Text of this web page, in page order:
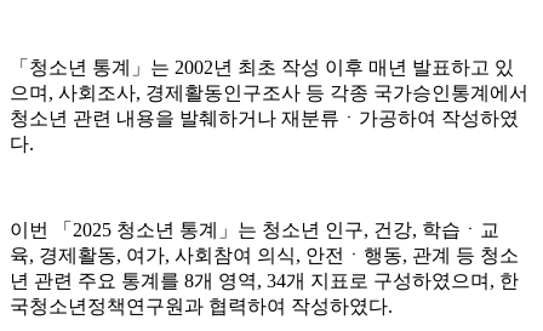
「청소년 통계」는 2002년 최초 작성 이후 매년 발표하고 있
으며, 사회조사, 경제활동인구조사 등 각종 국가승인통계에서
청소년 관련 내용을 발췌하거나 재분류ㆍ가공하여 작성하였
다.
이번 「2025 청소년 통계」는 청소년 인구, 건강, 학습ㆍ교
육, 경제활동, 여가, 사회참여 의식, 안전ㆍ행동, 관계 등 청소
년 관련 주요 통계를 8개 영역, 34개 지표로 구성하였으며, 한
국청소년정책연구원과 협력하여 작성하였다.